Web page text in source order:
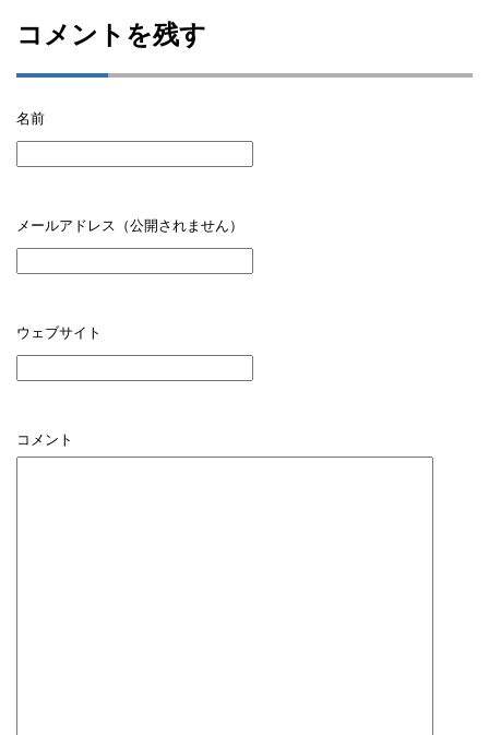
コメントを残す
名前
メールアドレス（公開されません）
ウェブサイト
コメント